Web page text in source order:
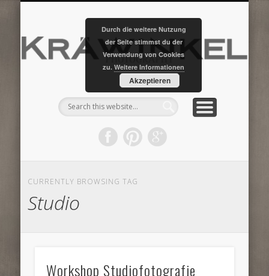
CURRENTLY BROWSING TAG
Studio
Workshop Studiofotografie
Durch die weitere Nutzung
der Seite stimmst du der
Verwendung von Cookies
zu. Weitere Informationen
Akzeptieren